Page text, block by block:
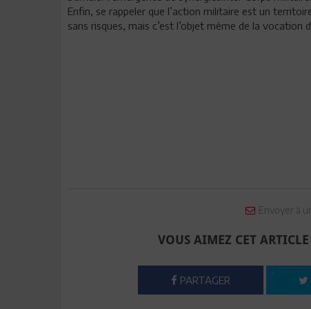
Enfin, se rappeler que l’action militaire est un
sans risques, mais c’est l’objet même de la vocation
Envoyer à
VOUS AIMEZ CET
PARTAGER